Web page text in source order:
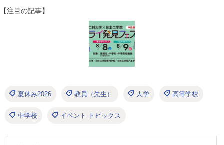
【注目の記事】
夏休み2026 教員（先生） 大学 高等学校
中学校 イベント トピックス